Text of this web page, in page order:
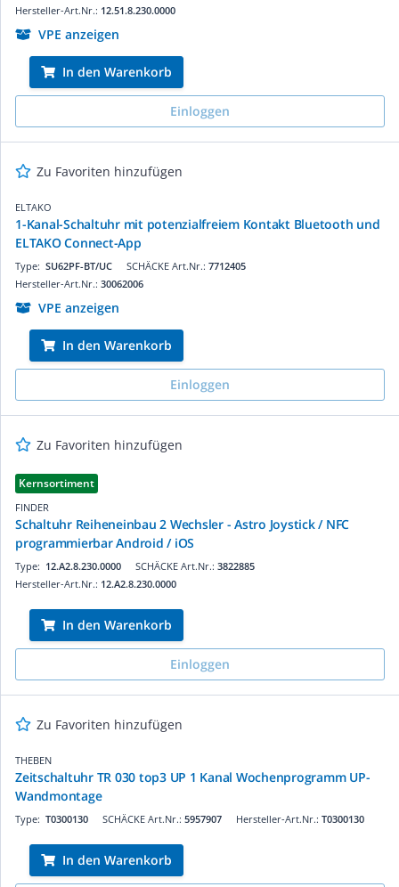
Hersteller-Art.Nr.: 12.51.8.230.0000
VPE anzeigen
In den Warenkorb
Einloggen
Zu Favoriten hinzufügen
ELTAKO
1-Kanal-Schaltuhr mit potenzialfreiem ­Kontakt Bluetooth und
ELTAKO Connect-App
SCHÄCKE Art.Nr.: 7712405
Type: SU62PF-BT/UC
Hersteller-Art.Nr.: 30062006
VPE anzeigen
In den Warenkorb
Einloggen
Zu Favoriten hinzufügen
Kernsortiment
FINDER
Schaltuhr Reiheneinbau 2 Wechsler - Astro Joystick / NFC
programmierbar Android / iOS
SCHÄCKE Art.Nr.: 3822885
Type: 12.A2.8.230.0000
Hersteller-Art.Nr.: 12.A2.8.230.0000
In den Warenkorb
Einloggen
Zu Favoriten hinzufügen
THEBEN
Zeitschaltuhr TR 030 top3 UP 1 Kanal Wochenprogramm UP-
Wandmontage
SCHÄCKE Art.Nr.: 5957907
Type: T0300130 Hersteller-Art.Nr.: T0300130
In den Warenkorb